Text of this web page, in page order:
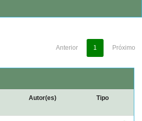
Anterior 1 Próximo
Autor(es) Tipo